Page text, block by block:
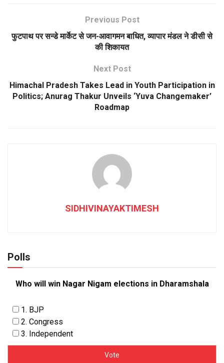
Previous Post
फुटपाथ पर सन्डे मार्केट से जन-आवागमन बाधित, व्यापार मंडल ने डीसी से
की शिकायत
Next Post
Himachal Pradesh Takes Lead in Youth Participation in
Politics; Anurag Thakur Unveils ‘Yuva Changemaker’
Roadmap
SIDHIVINAYAKTIMESH
Polls
Who will win Nagar Nigam elections in Dharamshala
1. BJP
2. Congress
3. Independent